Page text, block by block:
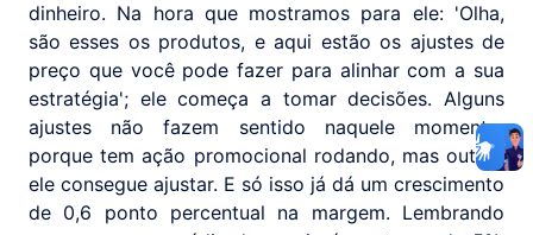
dinheiro. Na hora que mostramos para ele: 'Olha,
são esses os produtos, e aqui estão os ajustes de
preço que você pode fazer para alinhar com a sua
estratégia'; ele começa a tomar decisões. Alguns
ajustes não fazem sentido naquele momento,
porque tem ação promocional rodando, mas outros
ele consegue ajustar. E só isso já dá um crescimento
de 0,6 ponto percentual na margem. Lembrando